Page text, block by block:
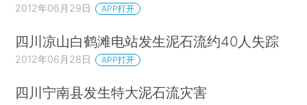
2012年06月29日 APP打开
四川凉山白鹤滩电站发生泥石流约40人失踪
2012年06月28日 APP打开
四川宁南县发生特大泥石流灾害